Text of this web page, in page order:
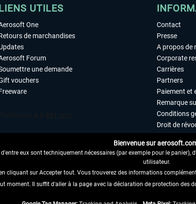
UTILES
One
de marchandises
Forum
une demande
vouchers
RENONCER AU CONTRAT ICI
Contact
Presse
A propos de
Corporate
Carrières
Partners
Paiement et
Remarque
Conditions
Droit de
Accessibilité
Mentions
Bienvenue sur
eux sont techniquement nécessaires (par exemple pour le
utilisateur.
cliquant sur Accepter tout. Vous trouverez des informations
moment. Il suffit d'aller à la page avec la déclaration de protection des